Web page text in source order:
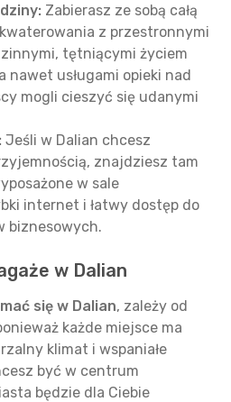
Zabierasz ze sobą całą
z przestronnymi
tętniącymi życiem
nawet usługami opieki nad
mogli cieszyć się udanymi
Jeśli w Dalian chcesz
znajdziesz tam
w sale
internet i łatwy dostęp do
biznesowych.
w Dalian
się w Dalian, zależy od
każde miejsce ma
klimat i wspaniałe
być w centrum
będzie dla Ciebie